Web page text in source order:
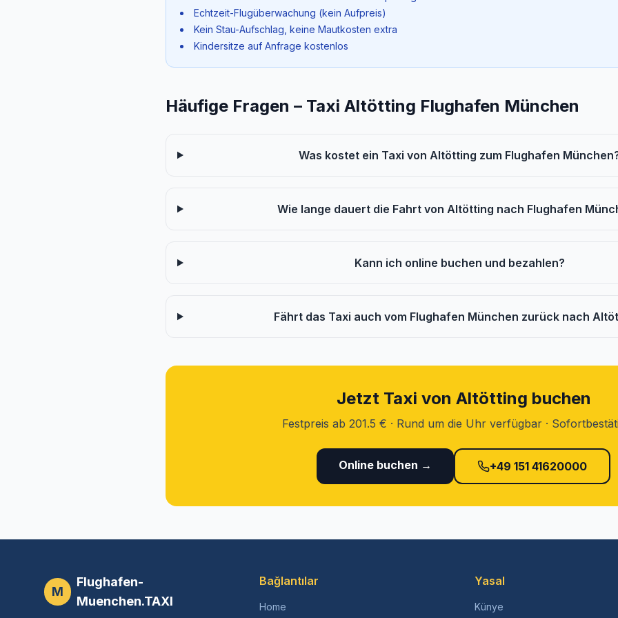
Echtzeit-Flugüberwachung (kein Aufpreis)
Kein Stau-Aufschlag, keine Mautkosten extra
Kindersitze auf Anfrage kostenlos
Häufige Fragen – Taxi Altötting Flughafen München
Was kostet ein Taxi von Altötting zum Flughafen
Wie lange dauert die Fahrt von Altötting nach Flughafen
Kann ich online buchen und bezahlen?
Fährt das Taxi auch vom Flughafen München zurück nach
Jetzt Taxi von Altötting buchen
Festpreis ab 201.5 € · Rund um die Uhr verfügbar ·
Online buchen → +49 151 41620000
M
Flughafen-
Muenchen.TAXI
Bağlantılar
Home
Yasal
Künye